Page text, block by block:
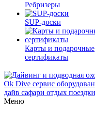
Ребризеры
SUP-доски
Карты и подарочные
сертификаты
Меню